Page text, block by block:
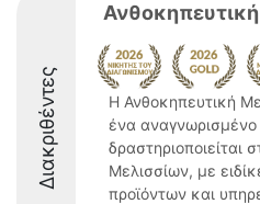
Διακριθέντες
Η Ανθοκηπευτική
ένα
δραστηριοποιείται
Μελισσίων, με
προϊόντων και